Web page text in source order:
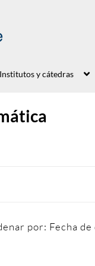
Institutos y cátedras
por: Fecha